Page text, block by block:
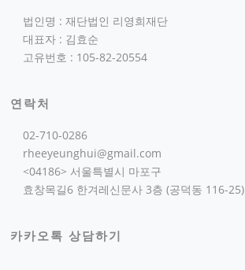
법인명 : 재단법인 리영희재단
대표자 : 김효순
고유번호 : 105-82-20554
연락처
02-710-0286
rheeyeunghui@gmail.com
<04186> 서울특별시 마포구
효창목길6 한겨레신문사 3층 (공덕동 116-25)
카카오톡 상담하기